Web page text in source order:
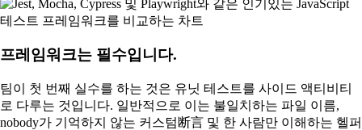
프레임워크는 필수입니다.
팀이 첫 번째 실수를 하는 것은 유닛 테스트를 사이드 액티비티
로 다루는 것입니다. 일반적으로 이는 불일치하는 파일 이름,
nobody가 기억하지 않는 커스텀断言 및 한 사람만 이해하는 헬퍼